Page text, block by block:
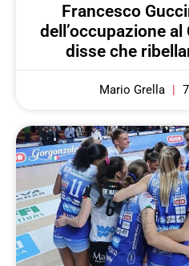
Francesco
dell’occupazione
disse che
Mario Grella